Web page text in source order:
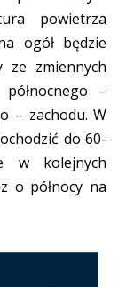
powietrza
ogół będzie
zmiennych
–
– zachodu. W
do 60-
w kolejnych
o północy na